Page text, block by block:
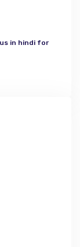
in hindi for